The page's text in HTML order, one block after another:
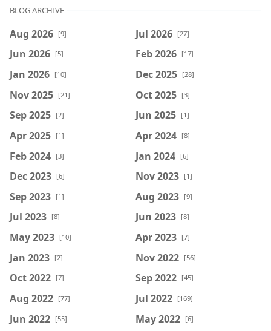
BLOG ARCHIVE
Aug 2026 [9] Jul 2026 [27]
Jun 2026 [5] Feb 2026 [17]
Jan 2026 [10] Dec 2025 [28]
Nov 2025 [21] Oct 2025 [3]
Sep 2025 [2] Jun 2025 [1]
Apr 2025 [1] Apr 2024 [8]
Feb 2024 [3] Jan 2024 [6]
Dec 2023 [6] Nov 2023 [1]
Sep 2023 [1] Aug 2023 [9]
Jul 2023 [8] Jun 2023 [8]
May 2023 [10] Apr 2023 [7]
Jan 2023 [2] Nov 2022 [56]
Oct 2022 [7] Sep 2022 [45]
Aug 2022 [77] Jul 2022 [169]
Jun 2022 [55] May 2022 [6]